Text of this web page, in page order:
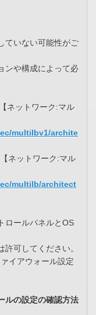
ていない可能性がご
ンや構成によって必
ネットワーク:マル
multilbv1/archite
ネットワーク:マル
multilb/architect
ロールパネルとOS
可してください。
イアウォール設定
ルの設定の確認方法